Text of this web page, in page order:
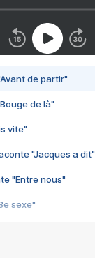
de partir"
de là"
vite"
"Jacques a dit"
"Entre nous"
sexe"